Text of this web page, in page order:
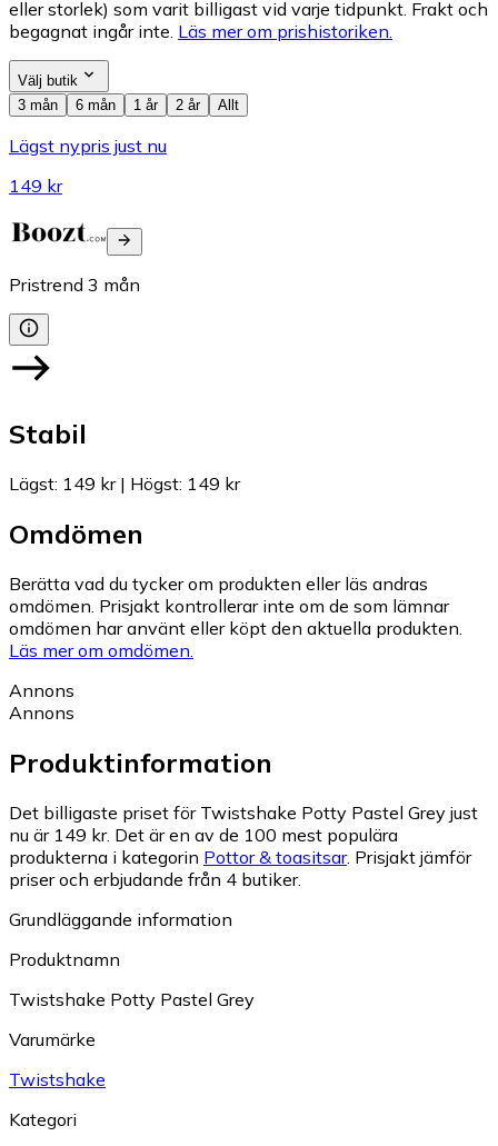
eller storlek) som varit billigast vid varje tidpunkt. Frakt och
begagnat ingår inte. Läs mer om prishistoriken.
Välj butik
3 mån
6 mån 1 år 2 år Allt
Lägst nypris just nu
149 kr
Pristrend 3 mån
Stabil
Lägst: 149 kr| Högst: 149 kr
Omdömen
Berätta vad du tycker om produkten eller läs andras
omdömen. Prisjakt kontrollerar inte om de som lämnar
omdömen har använt eller köpt den aktuella produkten.
Läs mer om omdömen.
Annons
Annons
Produktinformation
Det billigaste priset för Twistshake Potty Pastel Grey just
nu är 149 kr. Det är en av de 100 mest populära
produkterna i kategorin Pottor & toasitsar. Prisjakt jämför
priser och erbjudande från 4 butiker.
Grundläggande information
Produktnamn
Twistshake Potty Pastel Grey
Varumärke
Twistshake
Kategori